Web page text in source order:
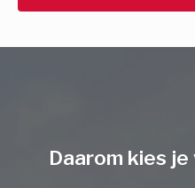
Vorige
Daarom kies